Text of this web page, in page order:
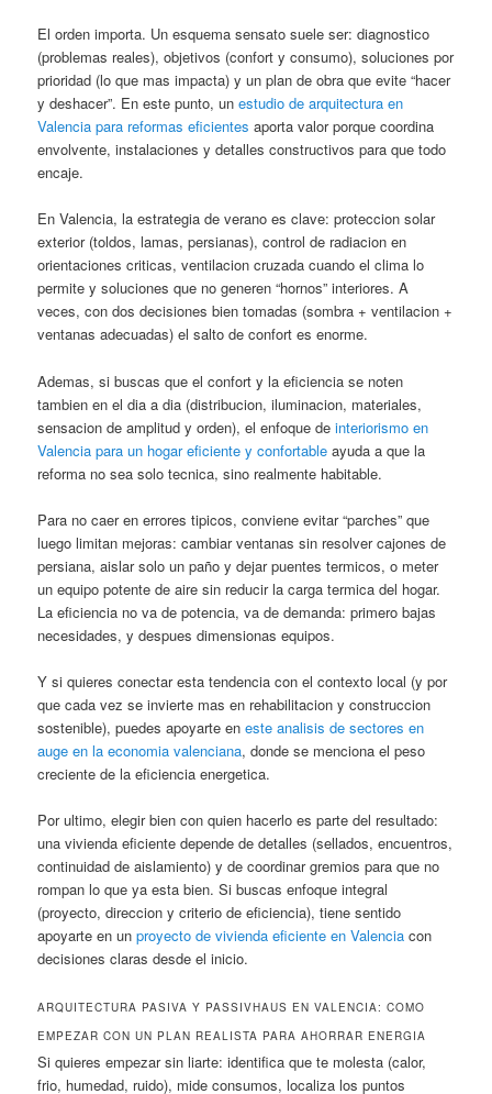
El orden importa. Un esquema sensato suele ser: diagnostico
(problemas reales), objetivos (confort y consumo), soluciones por
prioridad (lo que mas impacta) y un plan de obra que evite “hacer
y deshacer”. En este punto, unestudio de arquitectura en
Valencia para reformas eficientes aporta valor porque coordina
envolvente, instalaciones y detalles constructivos para que todo
encaje.
En Valencia, la estrategia de verano es clave: proteccion solar
exterior (toldos, lamas, persianas), control de radiacion en
orientaciones criticas, ventilacion cruzada cuando el clima lo
permite y soluciones que no generen “hornos” interiores. A
veces, con dos decisiones bien tomadas (sombra + ventilacion +
ventanas adecuadas) el salto de confort es enorme.
Ademas, si buscas que el confort y la eficiencia se noten
tambien en el dia a dia (distribucion, iluminacion, materiales,
sensacion de amplitud y orden), el enfoque deinteriorismo en
Valencia para un hogar eficiente y confortable ayuda a que la
reforma no sea solo tecnica, sino realmente habitable.
Para no caer en errores tipicos, conviene evitar “parches” que
luego limitan mejoras: cambiar ventanas sin resolver cajones de
persiana, aislar solo un paño y dejar puentes termicos, o meter
un equipo potente de aire sin reducir la carga termica del hogar.
La eficiencia no va de potencia, va de demanda: primero bajas
necesidades, y despues dimensionas equipos.
Y si quieres conectar esta tendencia con el contexto local (y por
que cada vez se invierte mas en rehabilitacion y construccion
sostenible), puedes apoyarte eneste analisis de sectores en
auge en la economia valenciana, donde se menciona el peso
creciente de la eficiencia energetica.
Por ultimo, elegir bien con quien hacerlo es parte del resultado:
una vivienda eficiente depende de detalles (sellados, encuentros,
continuidad de aislamiento) y de coordinar gremios para que no
rompan lo que ya esta bien. Si buscas enfoque integral
(proyecto, direccion y criterio de eficiencia), tiene sentido
apoyarte en unproyecto de vivienda eficiente en Valencia con
decisiones claras desde el inicio.
ARQUITECTURA PASIVA Y PASSIVHAUS EN VALENCIA: COMO
EMPEZAR CON UN PLAN REALISTA PARA AHORRAR ENERGIA
Si quieres empezar sin liarte: identifica que te molesta (calor,
frio, humedad, ruido), mide consumos, localiza los puntos